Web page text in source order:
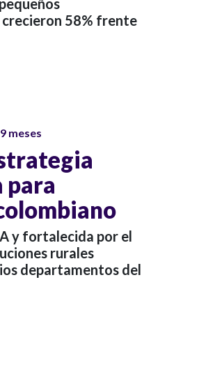
58% frente
meses
para
y fortalecida por el
rurales
departamentos del